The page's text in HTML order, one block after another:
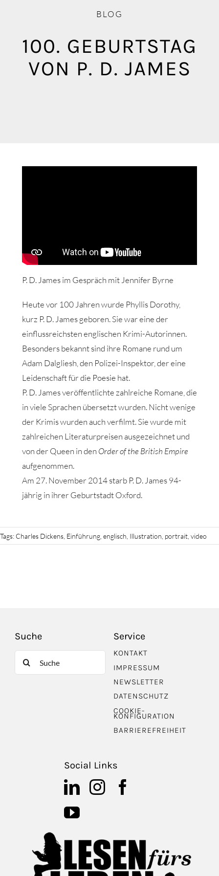
BLOG
100. GEBURTSTAG
VON P. D. JAMES
P. D. James im Gespräch mit Jennifer Byrne
Heute vor 100 Jahren wurde Phyllis Dorothy,
kurz P. D. James geboren. Sie war eine der
einflussreichsten englischen Krimi-Autorinnen.
Besonders bekannt sind ihre Romane rund um
Adam Dalgliesh, den Polizei-Inspektor, der eine
Leidenschaft für die Poesie hat.
P. D. James veröffentlichte zahlreiche Romane, die
in viele Sprachen übersetzt wurden. Nicht wenige
der Krimis wurden auch verfilmt. Sie wurde mit
zahlreichen Literaturpreisen ausgezeichnet und
von der Queen in den Order of the British Empire
aufgenommen.
Am 27. November 2014 starb P. D. James 94-
jährig in ihrer Geburtstadt Oxford.
Tags: Charles Dickens, Einführung, englisch Illustration portrait, video
Suche
Suche
nach:
Service
KONTAKT
IMPRESSUM
NEWSLETTER
DATENSCHUTZ
COOKIE-
KONFIGURATION
BARRIEREFREIHEIT
Social Links